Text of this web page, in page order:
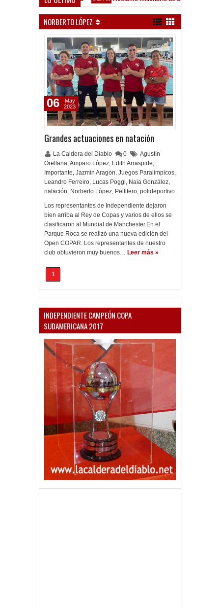
NORBERTO LÓPEZ
Grandes actuaciones en natación
La Caldera del Diablo 0
Agustín
Orellana,Amparo López, Edith Arraspide,
Importante, Jazmín Aragón, Juegos Paralímpicos,
Leandro Ferreiro, Lucas Poggi, Naia González,
natación, Norberto López, Pellitero, polideportivo
Los representantes de Independiente dejaron
bien arriba al Rey de Copas y varios de ellos se
clasificaron al Mundial de Manchester.En el
Parque Roca se realizó una nueva edición del
Open COPAR. Los representantes de nuestro
club obtuvieron muy buenos… Leer más »
06
May
2023
1
INDEPENDIENTE CAMPEÓN COPA
SUDAMERICANA 2017